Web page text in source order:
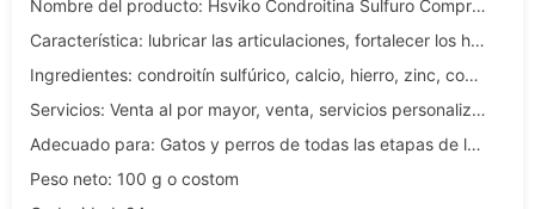
Nombre del producto: Hsviko Condroitina Sulfuro Comprimidos para perro y gato
Característica: lubricar las articulaciones, fortalecer los huesos
Ingredientes: condroitín sulfúrico, calcio, hierro, zinc, cobre
Servicios: Venta al por mayor, venta, servicios personalizados, OEM y ODM.
Adecuado para: Gatos y perros de todas las etapas de la vida
Peso neto: 100 g o costom